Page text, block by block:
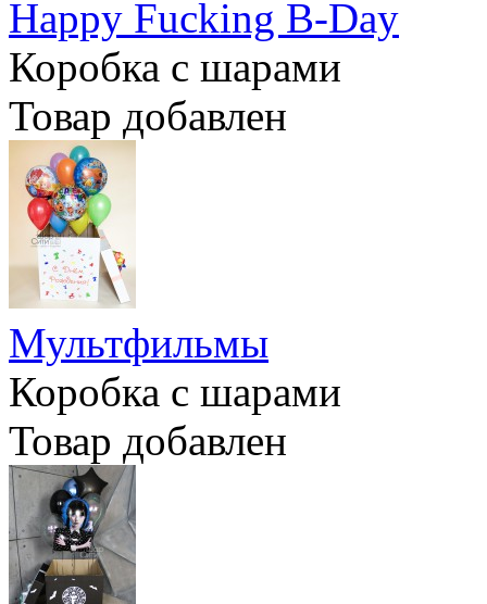
Happy Fucking B-Day
Коробка с шарами
Товар добавлен
Мультфильмы
Коробка с шарами
Товар добавлен